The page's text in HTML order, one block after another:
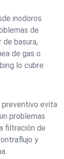
inodoros
de
basura,
de gas o
lo cubre
preventivo evita
problemas
filtración de
y